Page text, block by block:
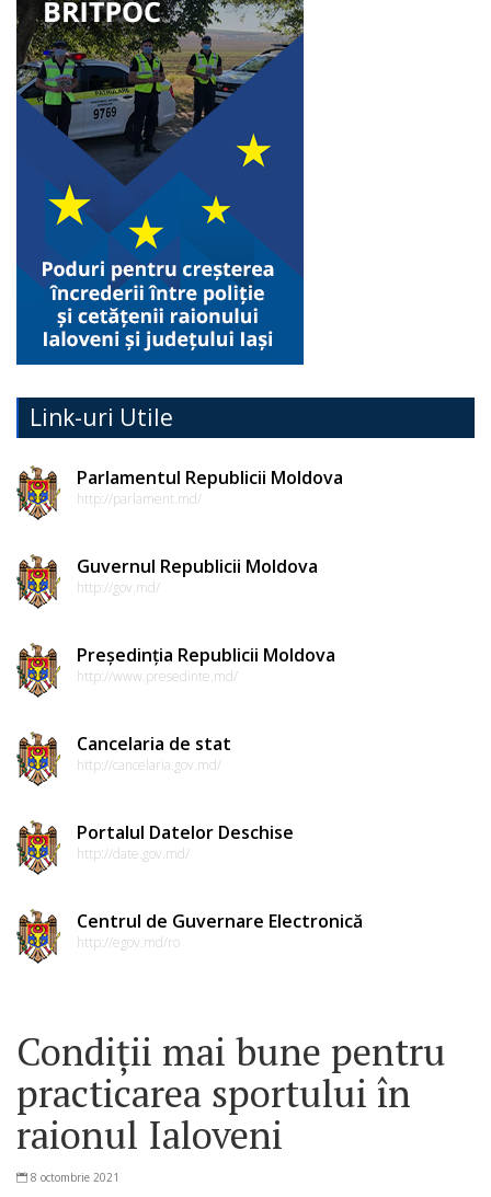
Link-uri Utile
Parlamentul Republicii Moldova
http://parlament.md/
Guvernul Republicii Moldova
http://gov.md/
Președinția Republicii Moldova
http://www.presedinte.md/
Cancelaria de stat
http://cancelaria.gov.md/
Portalul Datelor Deschise
http://date.gov.md/
Centrul de Guvernare Electronică
http://egov.md/ro
Condiții mai bune pentru
practicarea sportului în
raionul Ialoveni
8 octombrie 2021